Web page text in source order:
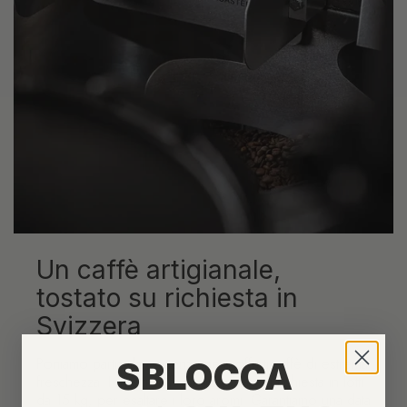
Un caffè artigianale,
tostato su richiesta in
Svizzera
Poniamo particolare attenzione a offrirti caffè di estrema
freschezza. I nostri caffè sono tostati su richiesta in lotti
SBLOCCA